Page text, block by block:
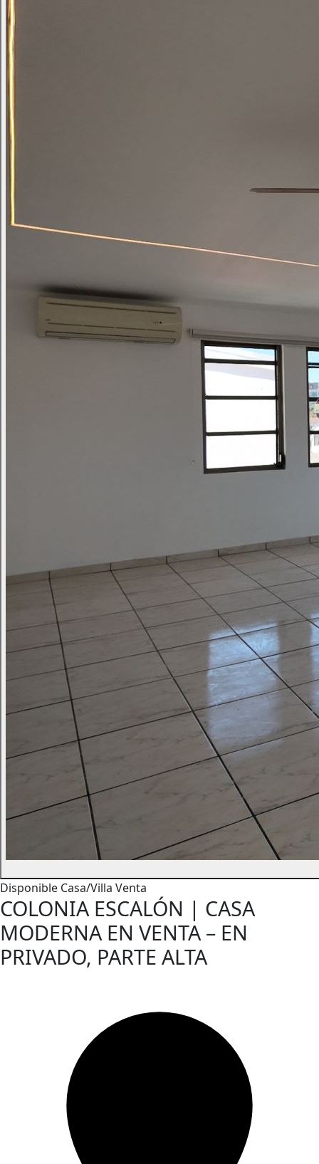
Disponible Casa/Villa Venta
COLONIA ESCALÓN | CASA
MODERNA EN VENTA – EN
PRIVADO, PARTE ALTA